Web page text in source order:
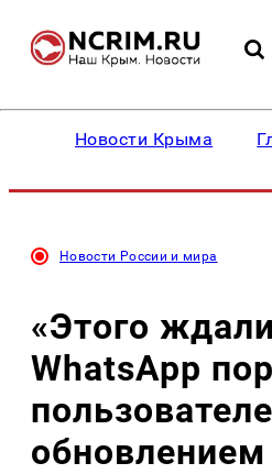
Новости Крыма
Новости России и мира
«Этого
WhatsApp
обновлением